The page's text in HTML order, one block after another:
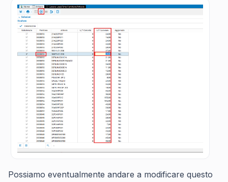
Possiamo eventualmente andare a modificare questo